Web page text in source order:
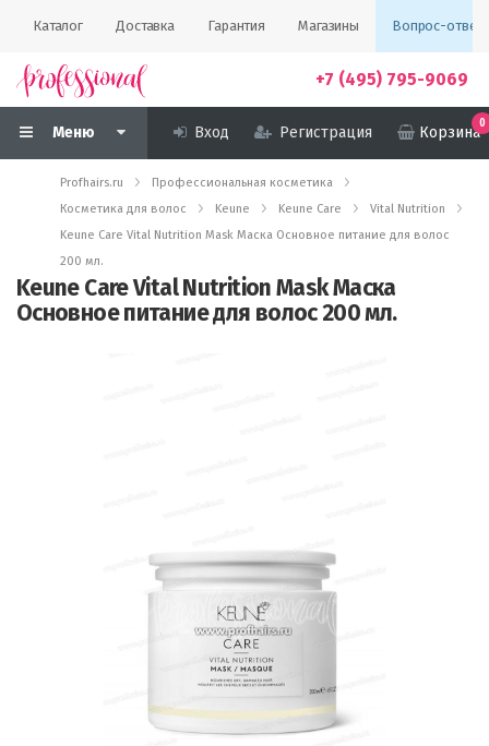
Каталог Доставка Гарантия Магазины Вопрос-ответ
+7 (495) 795-9069
Меню Вход Регистрация Корзина
0
Profhairs.ru
Профессиональная косметика
Косметика для волос
Keune Keune Care
Vital Nutrition
Keune Care Vital Nutrition Mask Маска Основное питание для волос
200 мл.
Keune Care Vital Nutrition Mask Маска
Основное питание для волос 200 мл.